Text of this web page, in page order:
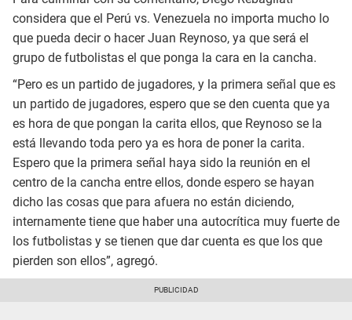
considera que el Perú vs. Venezuela no importa mucho lo
que pueda decir o hacer Juan Reynoso, ya que será el
grupo de futbolistas el que ponga la cara en la cancha.
“Pero es un partido de jugadores, y la primera señal que es
un partido de jugadores, espero que se den cuenta que ya
es hora de que pongan la carita ellos, que Reynoso se la
está llevando toda pero ya es hora de poner la carita.
Espero que la primera señal haya sido la reunión en el
centro de la cancha entre ellos, donde espero se hayan
dicho las cosas que para afuera no están diciendo,
internamente tiene que haber una autocrítica muy fuerte de
los futbolistas y se tienen que dar cuenta es que los que
pierden son ellos”, agregó.